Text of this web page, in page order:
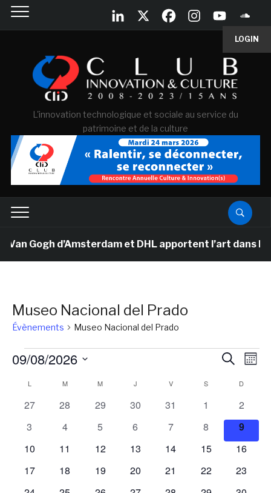
LOGIN
L'innovation technologique et sociale au service du
patrimoine et de la culture
Van Gogh d’Amsterdam et DHL apportent l’art dans
Museo Nacional del Prado
Évènements Museo Nacional del Prado
Évènements
de
vues
Mois
09/08/2026
date.
Calendrier
de
Évènements
LLUNDI MMARDI M MERCREDI
J VVENDREDIS D
0
27
0
28
0
29
0
30
0
31
0
évènements
1
0
2
0
3
0
4
0
5
0
6
0
7
0
évènements
8
0
9
0
10
0
11
0
12
0
13
0
14
0
15
0
16
0
17
0
18
0
19
0
20
0
21
0
22
0
23